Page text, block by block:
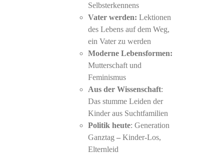
Selbsterkennens
Vater werden:Lektionen
des Lebens auf dem Weg,
ein Vater zu werden
Moderne Lebensformen:
Mutterschaft und
Feminismus
Aus der Wissenschaft:
Das stumme Leiden der
Kinder aus Suchtfamilien
Politik heute: Generation
Ganztag –Kinder-Los,
Elternleid